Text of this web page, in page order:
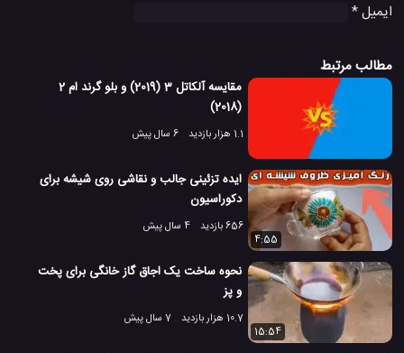
ایمیل*
مطالب مرتبط
مقایسه آلکاتل 3 (2019) و بلو گرند ام 2
(2018)
1.1 هزار بازدید 6 سال پیش
ایده تزئینی جالب و نقاشی روی شیشه برای
دکوراسیون
656 بازدید
4 سال پیش
4:55
نحوه ساخت یک اجاق گاز خانگی برای پخت
و پز
10.7 هزار بازدید
7 سال پیش
15:54